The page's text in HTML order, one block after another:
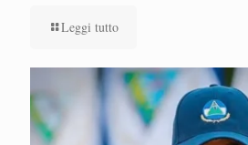
Leggi tutto